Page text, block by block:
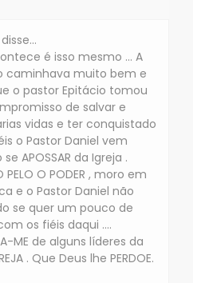
é isso mesmo ... A
caminhava muito bem e
o pastor Epitácio tomou
de salvar e
vidas e ter conquistado
o Pastor Daniel vem
APOSSAR da Igreja .
PELO O PODER , moro em
e o Pastor Daniel não
se quer um pouco de
os fiéis daqui ....
ME de alguns líderes da
. Que Deus lhe PERDOE.